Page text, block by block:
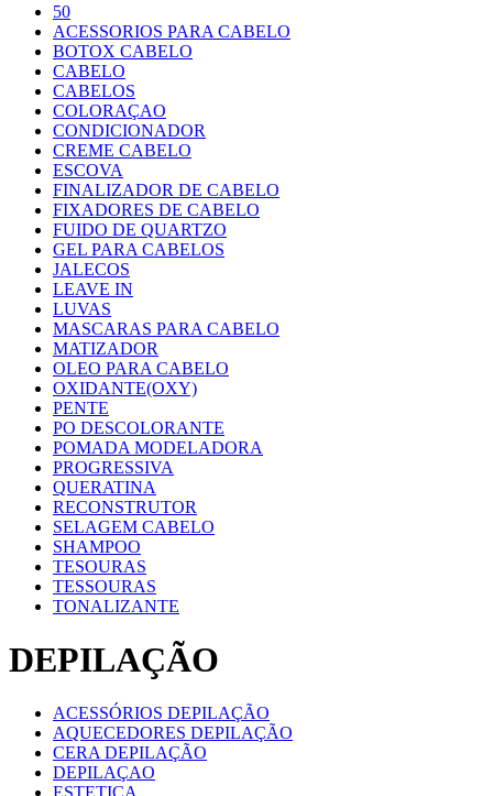
50
ACESSORIOS PARA CABELO
BOTOX CABELO
CABELO
CABELOS
COLORAÇAO
CONDICIONADOR
CREME CABELO
ESCOVA
FINALIZADOR DE CABELO
FIXADORES DE CABELO
FUIDO DE QUARTZO
GEL PARA CABELOS
JALECOS
LEAVE IN
LUVAS
MASCARAS PARA CABELO
MATIZADOR
OLEO PARA CABELO
OXIDANTE(OXY)
PENTE
PO DESCOLORANTE
POMADA MODELADORA
PROGRESSIVA
QUERATINA
RECONSTRUTOR
SELAGEM CABELO
SHAMPOO
TESOURAS
TESSOURAS
TONALIZANTE
DEPILAÇÃO
ACESSÓRIOS DEPILAÇÃO
AQUECEDORES DEPILAÇÃO
CERA DEPILAÇÃO
DEPILAÇAO